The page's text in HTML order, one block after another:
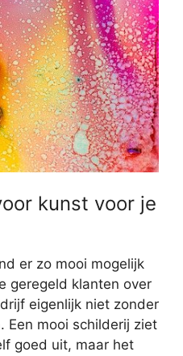
kunst voor je
er zo mooi mogelijk
geregeld klanten over
eigenlijk niet zonder
Een mooi schilderij ziet
goed uit, maar het